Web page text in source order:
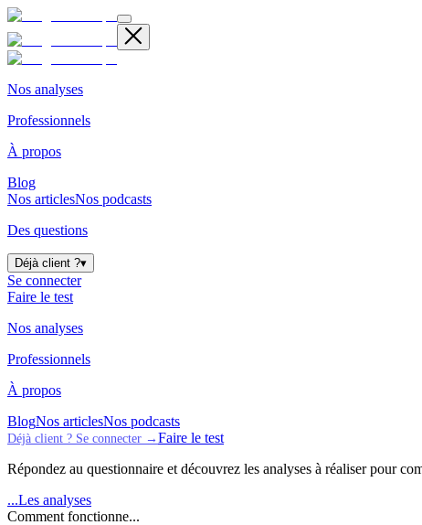
Nos analyses
Professionnels
À propos
Blog
Nos articlesNos podcasts
Des questions
Déjà client ?▾
Se connecter
Faire le test
Nos analyses
Professionnels
À propos
BlogNos articlesNos podcasts
Déjà client ? Se connecter → Faire le test
Répondez au questionnaire et découvrez les analyses à réaliser pour
...Les analyses
Comment fonctionne...